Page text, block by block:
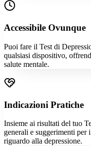
Accessibile Ovunque
Puoi fare il Test di
qualsiasi dispositivo,
salute mentale.
Indicazioni Pratiche
Insieme ai risultati del tuo
generali e suggerimenti per
riguardo alla depressione.